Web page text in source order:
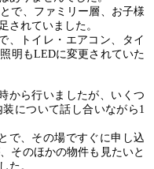
で、ファミリー層、お子様
されていました。
、トイレ・エアコン、タイ
明もLEDに変更されていた
から行いましたが、いくつ
について話し合いながら 1
で、その場ですぐに申し込
そのほかの物件も見たいと
た。